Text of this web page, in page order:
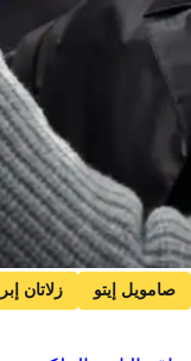
صامويل إيتو زلاتان